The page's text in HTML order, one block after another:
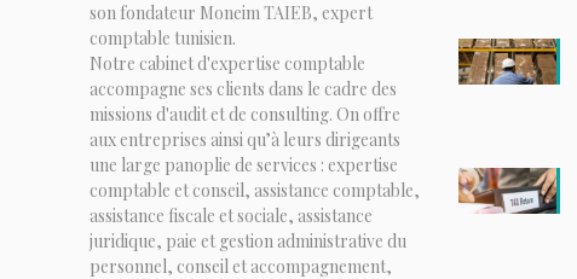
son fondateur Moneim TAIEB, expert
comptable tunisien.
Notre cabinet d'expertise comptable
accompagne ses clients dans le cadre des
missions d'audit et de consulting. On offre
aux entreprises ainsi qu’à leurs dirigeants
une large panoplie de services : expertise
comptable et conseil, assistance comptable,
assistance fiscale et sociale, assistance
juridique, paie et gestion administrative du
personnel, conseil et accompagnement,